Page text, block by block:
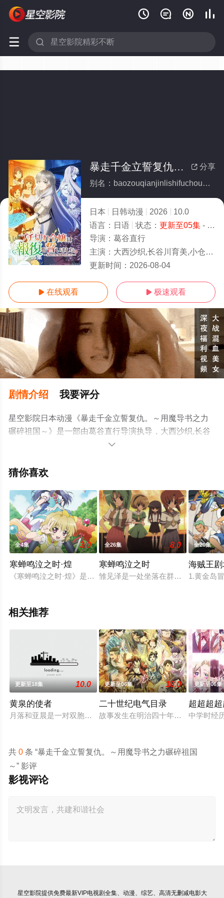
   
 
更新至05集
 分享
暴走千金立誓复仇。～用魔导书之力碾碎祖国～
别名：baozouqianjinlishifuchouyongmodaoshuzhiliniansuizuguo
日本 日韩动漫 2026
10.0
语言： 日语 状态： 更新至05集- 免费在线观看
导演： 葛谷直行
主演： 大西沙织,长谷川育美,小仓唯,上原步美,芹泽优,石上静香,阿座上洋平,水
更新时间： 2026-08-04
 在线观看  极速观看
剧情介绍 我要评分
星空影院日本动漫《暴走千金立誓复仇。～用魔导书之力
碾碎祖国～》是一部由葛谷直行导演执导，大西沙织,长谷
川育美,小仓唯,上原步美,芹泽优,石上静香,阿座上洋平,水中
看高清未删减完整版动漫全集就上星空电影网，更多相关

猜你喜欢
全4集 3.0
寒蝉鸣泣之时·煌
《寒蝉鸣泣之时·煌》是《寒蝉鸣泣之时》系列作品10周年的纪
全26集 8.0
寒蝉鸣泣之时
雏见泽是一处坐落在群山环绕之间的
全20集
海贼王
1.黄金岛
相关推荐
更新至18集 10.0
黄泉的使者
月落和亚晨是一对双胞胎兄妹，他们在一个与世隔绝的深山小
更新至06集 10.0
二十世纪电气目录
故事发生在明治四十年（1907 年）
更新至06集
超超超
中学时经
共 0条 “暴走千金立誓复仇。～用魔导书之力碾碎祖国
～” 影评
影视评论
星空影院提供免费最新VIP电视剧全集、动漫、综艺、高清无删减电影大